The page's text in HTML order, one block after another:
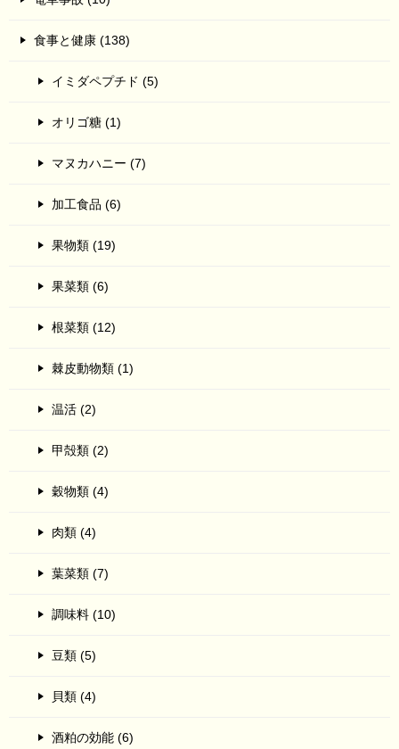
食事と健康 (138)
イミダペプチド (5)
オリゴ糖 (1)
マヌカハニー (7)
加工食品 (6)
果物類 (19)
果菜類 (6)
根菜類 (12)
棘皮動物類 (1)
温活 (2)
甲殻類 (2)
穀物類 (4)
肉類 (4)
葉菜類 (7)
調味料 (10)
豆類 (5)
貝類 (4)
酒粕の効能 (6)